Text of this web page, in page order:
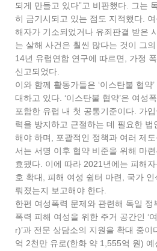
되게 만들고 있다”고 비판했다. 그는
히 금기시되고 있는 점도 지적했다.
해자가 기소되었거나 유죄판결 받은
는 살해 사건은 훨씬 많다는 것이 그
14년 유럽연합 연구에 따르면, 가정
신고되었다.
이와 함께 활동가들은 ‘이스탄불 협약
대하고 있다. ‘이스탄불 협약’은 여성
포함한 유럽 내 첫 공통기준이다. 가
력을 방지하고 근절하는 데 필요한 법
해야 하며, 포괄적인 정책과 여러 제
서는 서명 이후 협약 비준을 위해 마
효됐다. 이에 따라 2021년에는 피해
호 확대, 피해 여성 쉼터 마련, 국가
뤄졌는지 보고해야 한다.
한편 여성폭력 문제와 관련해 독일
폭력 피해 여성을 위한 주거 공간인 ‘
r)’과 전문 상담소의 지원을 확대 중이
억 2천만 유로(한화 약 1,555억 원)